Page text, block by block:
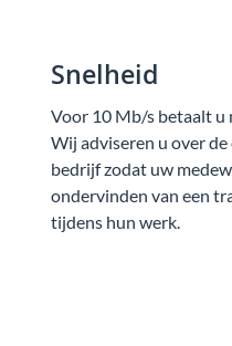
Snelheid
Voor 10 Mb/s betaalt u
Wij adviseren u over
bedrijf zodat uw
ondervinden van een
tijdens hun werk.